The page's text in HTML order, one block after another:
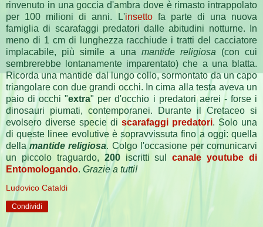
rinvenuto in una goccia d'ambra dove è rimasto intrappolato
per 100 milioni di anni. L'insettofa parte di una nuova
famiglia di scarafaggi predatori dalle abitudini notturne. In
meno di 1 cm di lunghezza racchiude i tratti del cacciatore
implacabile, più simile a una mantide religiosa (con cui
sembrerebbe lontanamente imparentato) che a una blatta.
Ricorda una mantide dal lungo collo, sormontato da un capo
triangolare con due grandi occhi. In cima alla testa aveva un
paio di occhi "extra" per d'occhio i predatori aerei - forse i
dinosauri piumati, contemporanei. Durante il Cretaceo si
evolsero diverse specie di scarafaggi predatori. Solo una
di queste linee evolutive è sopravvissuta fino a oggi: quella
dellamantide religiosa. Colgo l'occasione per comunicarvi
un piccolo traguardo, 200 iscritti sulcanale youtube di
Entomologando. Grazie a tutti!
Ludovico Cataldi
Condividi